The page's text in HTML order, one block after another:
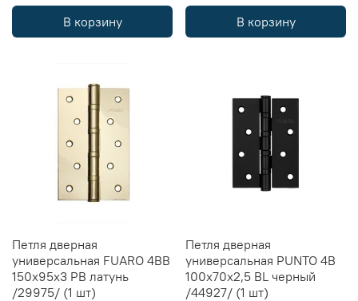
В корзину В корзину
Петля дверная
универсальная FUARO 4BB
150x95x3 PB латунь
/29975/ (1 шт)
Петля дверная
универсальная PUNTO 4B
100х70х2,5 BL черный
/44927/ (1 шт)